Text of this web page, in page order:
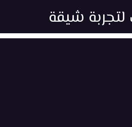
شيقة